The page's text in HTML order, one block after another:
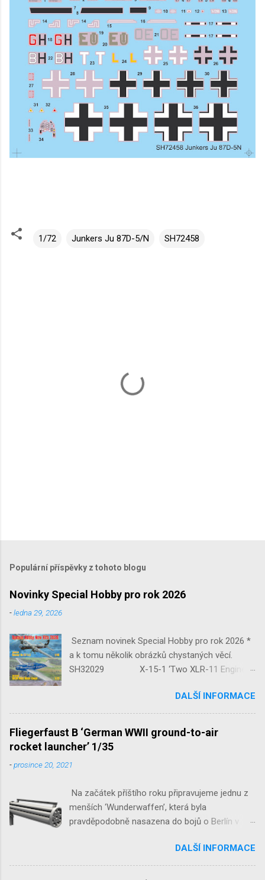
1/72 Junkers Ju 87D-5/N SH72458
Populární příspěvky z tohoto blogu
Novinky Special Hobby pro rok 2026
-ledna 29, 2026
Seznam novinek Special Hobby pro rok 2026 *
a k tomu několik obrázků chystaných věcí.
SH32029 X-15-1 ‘Two XLR-11 Engines’
‘Guardians of Sion’ 1/32 SH32092
JB-2 Loon ‘US Version of V-1 Missile’
1/32 1/32 SH48052 Seafire
Mk.III 1/48 reissue SH48160
Baltimore Mk.I 1/48 ...
DALŠÍ INFORMACE
Fliegerfaust B ‘German WWII ground-to-air
rocket launcher’ 1/35
-prosince 20, 2021
Na začátek příštího roku připravujeme jednu z
menších ‘Wunderwaffen’, která byla
pravděpodobně nasazena do bojů o Berlín v
raketovou protiletadlovou zbraň. V setu 3148
detailní odlitky této zbraně, v měřítku 1/35,
DALŠÍ INFORMACE